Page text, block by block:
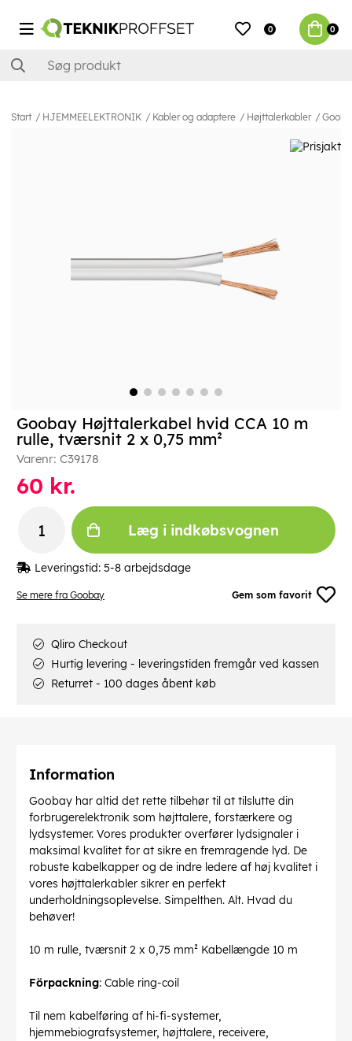
0 0
Start HJEMMEELEKTRONIK Kabler og adaptere Højttalerkabler
Se mere fra Goobay Gem som favorit
Goobay Højttalerkabel hvid CCA 10 m
rulle, tværsnit 2 x 0,75 mm²
Varenr: C39178
60 kr.
Læg i indkøbsvognen
Leveringstid: 5-8 arbejdsdage
Qliro Checkout
Hurtig levering - leveringstiden fremgår ved kassen
Returret - 100 dages åbent køb
Information
Goobay har altid det rette tilbehør til at tilslutte din
forbrugerelektronik som højttalere, forstærkere og
lydsystemer. Vores produkter overfører lydsignaler i
maksimal kvalitet for at sikre en fremragende lyd. De
robuste kabelkapper og de indre ledere af høj kvalitet i
vores højttalerkabler sikrer en perfekt
underholdningsoplevelse. Simpelthen. Alt. Hvad du
behøver!
10 m rulle, tværsnit 2 x 0,75 mm² Kabellængde 10 m
Förpackning: Cable ring-coil
Til nem kabelføring af hi-fi-systemer,
hjemmebiografsystemer, højttalere, receivere,